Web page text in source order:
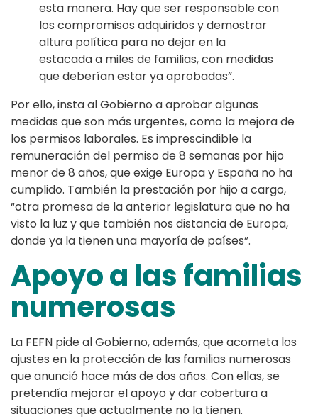
esta manera. Hay que ser responsable con
los compromisos adquiridos y demostrar
altura política para no dejar en la
estacada a miles de familias, con medidas
que deberían estar ya aprobadas”.
Por ello, insta al Gobierno a aprobar algunas
medidas que son más urgentes, como la mejora de
los permisos laborales. Es imprescindible la
remuneración del permiso de 8 semanas por hijo
menor de 8 años, que exige Europa y España no ha
cumplido. También la prestación por hijo a cargo,
“otra promesa de la anterior legislatura que no ha
visto la luz y que también nos distancia de Europa,
donde ya la tienen una mayoría de países”.
Apoyo a las familias
numerosas
La FEFN pide al Gobierno, además, que acometa los
ajustes en la protección de las familias numerosas
que anunció hace más de dos años. Con ellas, se
pretendía mejorar el apoyo y dar cobertura a
situaciones que actualmente no la tienen.